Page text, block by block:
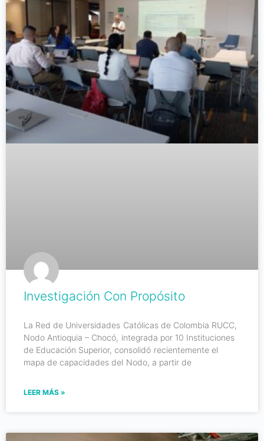
Investigación Con Propósito
La Red de Universidades Católicas de Colombia RUCC,
Nodo Antioquia – Chocó, integrada por 10 Instituciones
de Educación Superior, consolidó recientemente el
mapa de capacidades del Nodo, a partir de
LEER MÁS »